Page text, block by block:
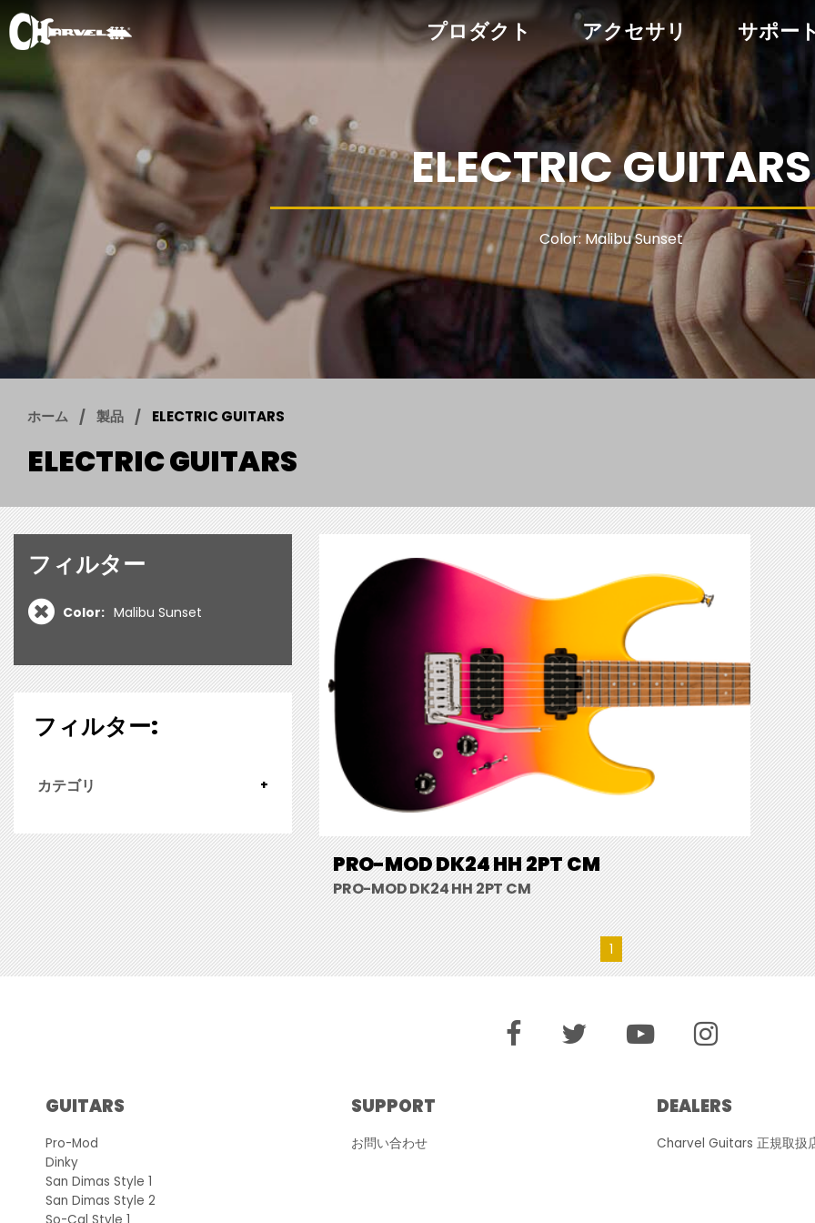
プロダクト アクセサリ サポー
ELECTRIC GUITARS
Color: Malibu Sunset
ホーム 製品 ELECTRIC GUITARS
ELECTRIC GUITARS
フィルター
Color: Malibu Sunset
フィルター:
カテゴリ
PRO-MOD DK24 HH 2PT CM
PRO-MOD DK24 HH 2PT CM
1
GUITARS
Pro-Mod
Dinky
San Dimas Style 1
San Dimas Style 2
SUPPORT
お問い合わせ
DEALERS
Charvel Guitars 正規取扱